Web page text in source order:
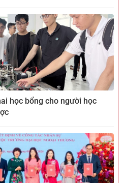
học bổng cho người học